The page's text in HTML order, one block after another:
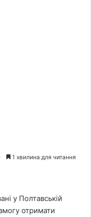
1 хвилина для читання
у Полтавській
отримати